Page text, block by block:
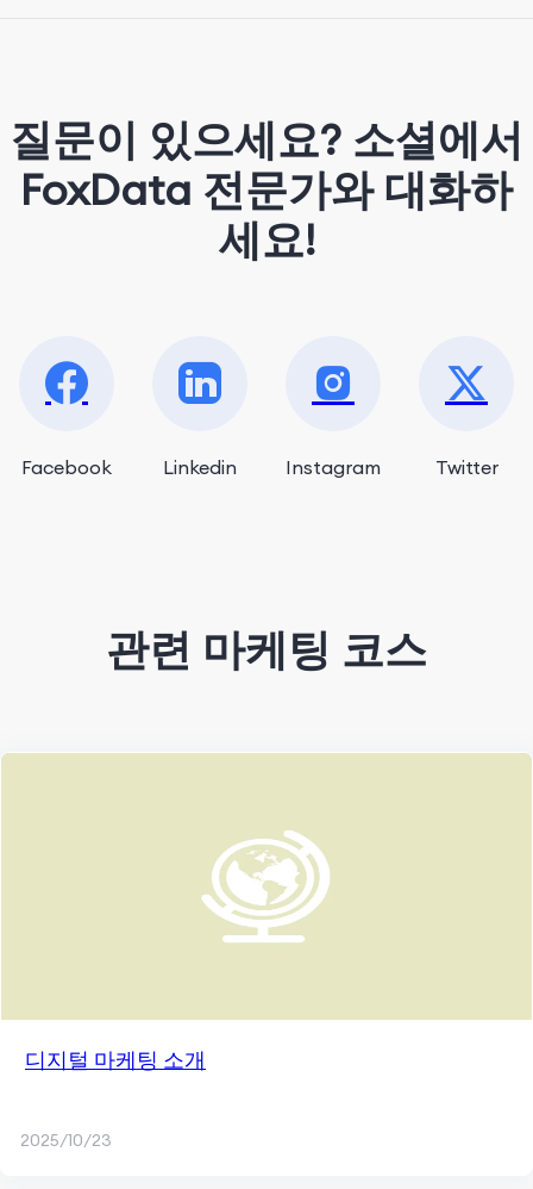
질문이 있으세요? 소셜에서
FoxData 전문가와 대화하
세요!
Facebook Linkedin Instagram Twitter
관련 마케팅 코스
디지털 마케팅 소개
2025/10/23